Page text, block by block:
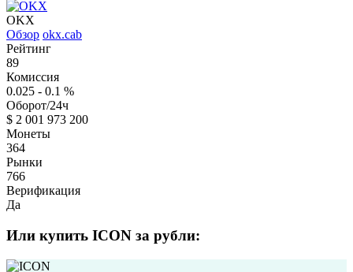
OKX
Обзор okx.cab
Рейтинг
89
Комиссия
0.025 - 0.1 %
Оборот/24ч
$ 2 001 973 200
Монеты
364
Рынки
766
Верификация
Да
Или купить ICON за рубли: